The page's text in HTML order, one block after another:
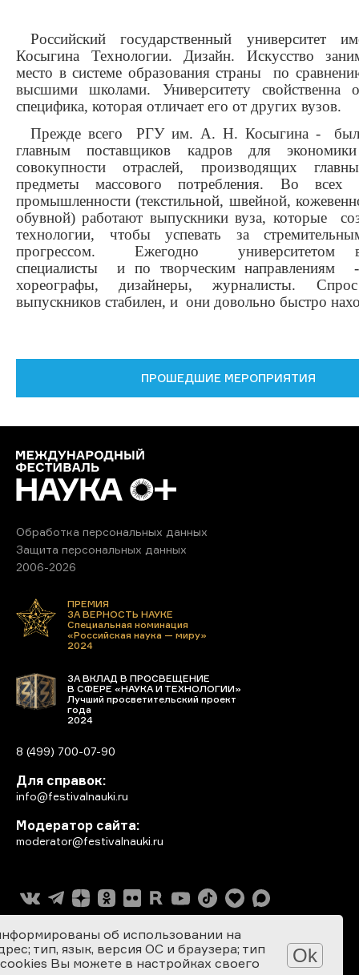
Российский государственный
Косыгина Технологии. Дизайн. Искусство
место в системе образования страны по
высшими школами. Университету свойственна
специфика, которая отличает его от других вузов.
Прежде всего РГУ им. А. Н. Косыгина - был
главным поставщиков кадров для
совокупности отраслей, производящих
предметы массового потребления. Во всех
промышленности (текстильной, швейной,
обувной) работают выпускники вуза, которые
технологии, чтобы успевать за
прогрессом. Ежегодно университетом
специалисты и по творческим направлениям -
хореографы, дизайнеры, журналисты.
выпускников стабилен, и они довольно быстро
ПРОШЕДШИЕ МЕРОПРИЯТИЯ
Обработка персональных данных
Защита персональных данных
2006-2026
ПРЕМИЯ
ЗА ВЕРНОСТЬ НАУКЕ
Специальная номинация
«Российская наука — миру»
2024
ЗА ВКЛАД В ПРОСВЕЩЕНИЕ
В СФЕРЕ «НАУКА И ТЕХНОЛОГИИ»
Лучший просветительский проект
года
2024
8 (499) 700-07-90
Для справок:
info@festivalnauki.ru
Модератор сайта:
moderator@festivalnauki.ru
об использовании на
тип, язык, версия ОС и браузера; тип
Вы можете в настройках своего
Ok